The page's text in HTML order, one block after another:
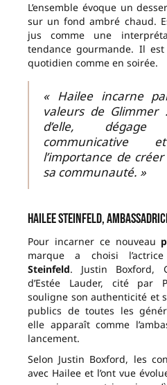
L’ensemble évoque un
sur un fond ambré chaud.
jus comme une
tendance gourmande. Il
quotidien comme en soirée.
« Hailee incarne
valeurs de
d’elle,
communicative
l’importance de
sa communauté. »
Hailee Steinfeld,
Pour incarner ce nouveau
marque a choisi
Steinfeld. Justin Boxford,
d’Estée Lauder, cité par
souligne son authenticité et
publics de toutes les
elle apparaît comme
lancement.
Selon Justin Boxford, les
avec Hailee et l’ont vue